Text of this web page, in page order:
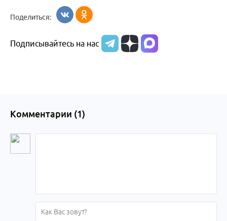
образования
Алтайского
Поделиться:
Подписывайтесь на нас
Комментарии (1)